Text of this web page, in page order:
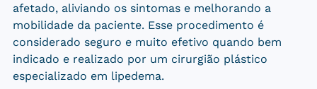
afetado, aliviando os sintomas e melhorando a
mobilidade da paciente. Esse procedimento é
considerado seguro e muito efetivo quando bem
indicado e realizado por um cirurgião plástico
especializado em lipedema.